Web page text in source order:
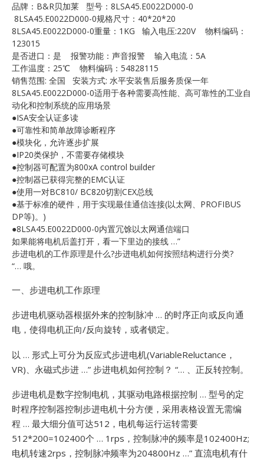
品牌：B&R贝加莱 型号：8LSA45.E0022D000-0
8LSA45.E0022D000-0规格尺寸：40*20*20
8LSA45.E0022D000-0重量：1KG 输入电压:220V 物料编码：
123015
是否进口：是 报警功能：声音报警 输入电流：5A
工作温度：25℃ 物料编码：54828115
销售范围: 全国 安装方式: 水平安装售后服务质保一年
8LSA45.E0022D000-0适用于各种需要高性能、高可靠性的工业自
动化和控制系统的应用场景
●ISA安全认证多读
●可靠性和简单故障诊断程序
●模块化，允许逐步扩展
●IP20类保护，不需要存储模块
●控制器可配置为800xA control builder
●控制器已获得完整的EMC认证
●使用一对BC810/ BC820切割CEX总线
●基于标准的硬件，用于实现最佳通信连接(以太网、PROFIBUS
DP等)。)
●8LSA45.E0022D000-0内置冗馀以太网通信端口
如果能将电机后盖打开，看一下里边的接线 …”
步进电机的工作原理是什么?步进电机如何按照结构进行分类?
“… 哦。
一、步进电机工作原理
步进电机驱动器根据外来的控制脉冲 … 的时序正向或反向通
电，使得电机正向/反向旋转，或者锁定。
以 … 形式上可分为反应式步进电机(VariableReluctance，
VR)、永磁式步进 …” 步进电机如何控制？ “… 、正反转控制。
步进电机是数字控制电机，其驱动电路根据控制 … 型号的定
时程序控制器控制步进电机十分方便，采用表格设置无需编
程 … 最大细分值可达512，电机每运行运转需要
512*200=102400个 … 1rps，控制脉冲的频率是102400Hz;
电机转速2rps，控制脉冲频率为204800Hz …” 直流电机有什